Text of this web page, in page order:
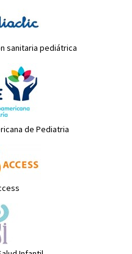
sanitaria pediátrica
de Pediatria